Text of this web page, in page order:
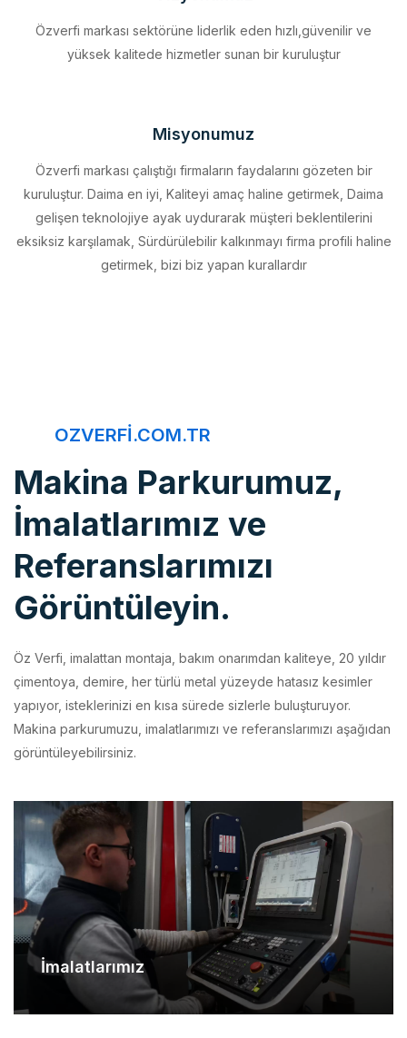
Özverfi markası çalıştığı firmaların faydalarını gözeten bir
gelişen teknolojiye ayak uydurarak müşteri beklentilerini
eksiksiz karşılamak, Sürdürülebilir kalkınmayı firma profili haline
getirmek, bizi biz yapan kurallardır
Makina Parkurumuz,
İmalatlarımız ve
Referanslarımızı
Görüntüleyin.
Öz Verfi, imalattan montaja, bakım onarımdan kaliteye, 20 yıldır
yapıyor, isteklerinizi en kısa sürede sizlerle buluşturuyor.
Makina parkurumuzu, imalatlarımızı ve referanslarımızı aşağıdan
görüntüleyebilirsiniz.
İmalatlarımız